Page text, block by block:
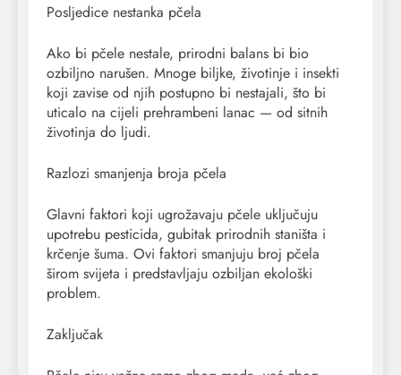
Posljedice nestanka pčela
Ako bi pčele nestale, prirodni balans bi bio
ozbiljno narušen. Mnoge biljke, životinje i insekti
koji zavise od njih postupno bi nestajali, što bi
uticalo na cijeli prehrambeni lanac — od sitnih
životinja do ljudi.
Razlozi smanjenja broja pčela
Glavni faktori koji ugrožavaju pčele uključuju
upotrebu pesticida, gubitak prirodnih staništa i
krčenje šuma. Ovi faktori smanjuju broj pčela
širom svijeta i predstavljaju ozbiljan ekološki
problem.
Zaključak